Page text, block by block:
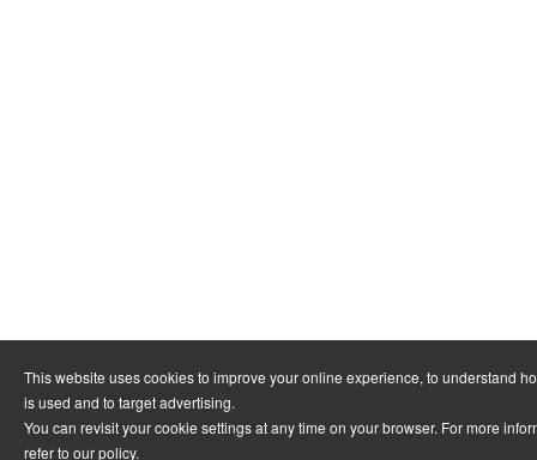
This website uses cookies to improve your online experience, to understand
is used and to target advertising.
You can revisit your cookie settings at any time on your browser. For more
refer to our policy.